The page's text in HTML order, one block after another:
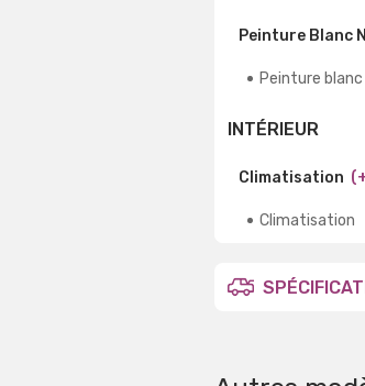
Peinture Blanc
Peinture
INTÉRIEUR
Climatisation
Climatisation